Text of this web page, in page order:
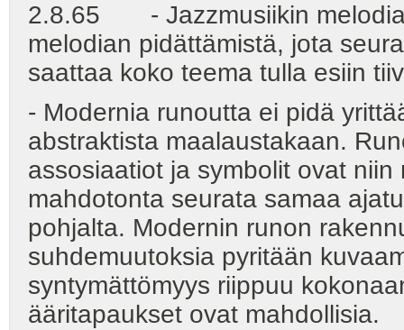
2.8.65 - Jazzmusiikin
melodian pidättämistä, jota
saattaa koko teema tulla esiin
- Modernia runoutta ei pidä
abstraktista maalaustakaan.
assosiaatiot ja symbolit ovat
mahdotonta seurata samaa
pohjalta. Modernin runon
suhdemuutoksia pyritään
syntymättömyys riippuu
ääritapaukset ovat mahdollisia.